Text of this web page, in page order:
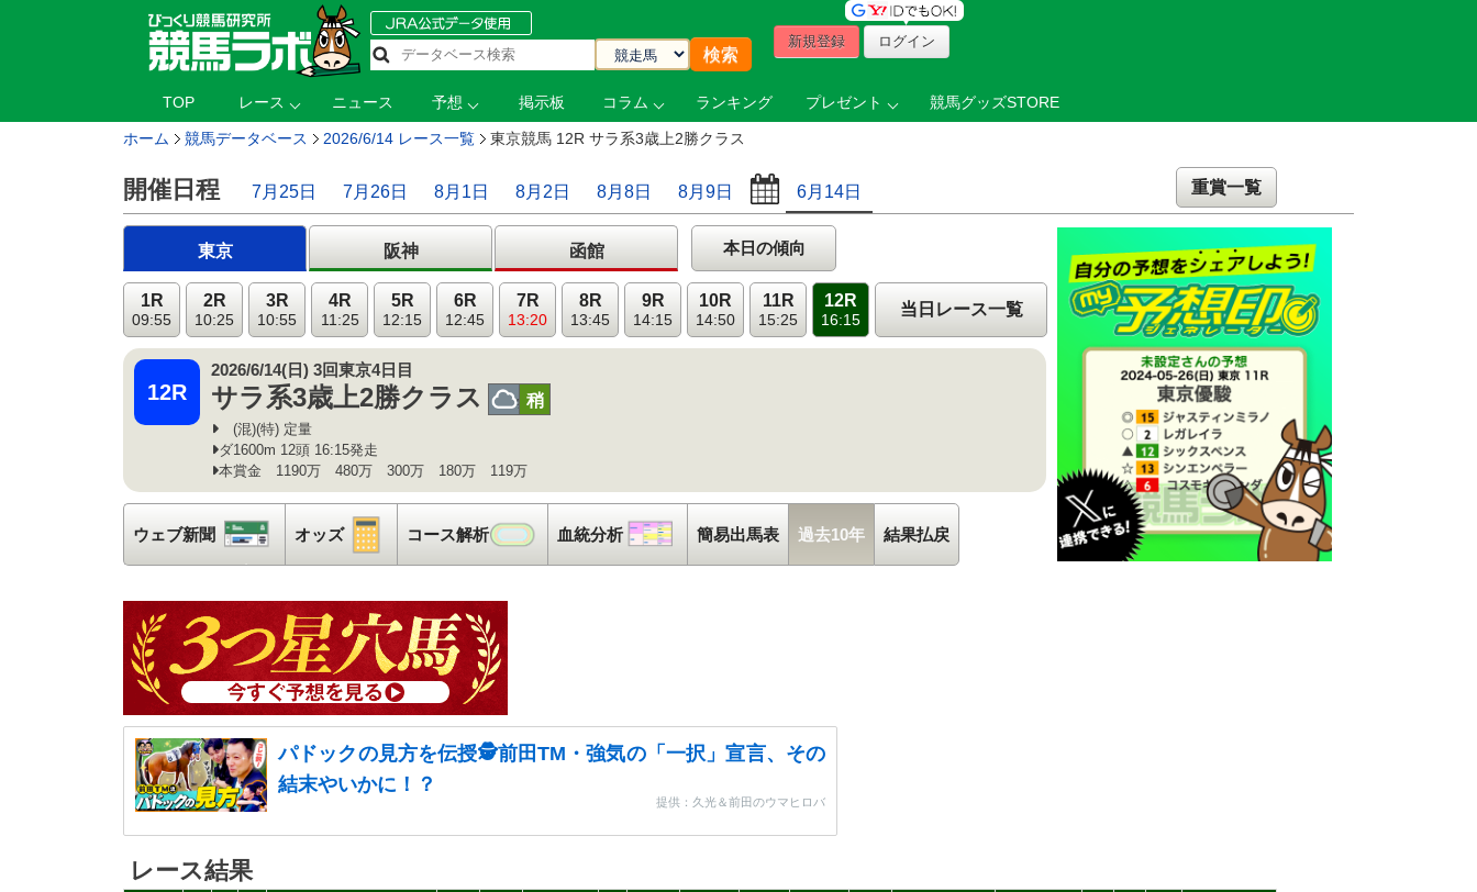
新規登録 ログイン
TOP レース ニュース 予想 掲示板 コラム ランキング プレゼント 競馬グッズSTORE
ホーム 競馬データベース 2026/6/14 レース一覧 東京競馬 12R サラ系3歳上2勝クラス
開催日程 7月25日 7月26日 8月1日 8月2日 8月8日 8月9日 6月14日 重賞一覧
東京 阪神 函館 本日の傾向
1R
09:55
2R
10:25
3R
10:55
4R
11:25
5R
12:15
6R
12:45
7R
13:20
8R
13:45
9R
14:15
10R
14:50
11R
15:25
12R
16:15
当日レース一覧
12R
2026/6/14(日) 3回東京4日目
サラ系3歳上2勝クラス 曇稍
(混)(特) 定量
ダ1600m 12頭 16:15発走
本賞金 1190万 480万 300万 180万 119万
ウェブ新聞 ウェブ新聞
オッズ オッズ
コース解析 コース解析
血統分析 血統分析
簡易出馬表 過去10年 結果払戻
パドックの見方を伝授🕵前田TM・強気の「一択」宣言、その
結末やいかに！？
提供：久光＆前田のウマヒロバ
レース結果